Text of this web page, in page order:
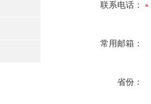
联系电话：
常用邮箱：
省份：